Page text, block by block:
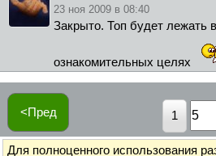
23 ноя 2009 в 08:40
Закрыто. Топ будет лежать
ознакомительных целях
<Пред 1
Для полноценного использования